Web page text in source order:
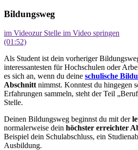
Bildungsweg
im Videozur Stelle im Video springen
(01:52)
Als Student ist dein vorheriger
interessantesten für Hochschulen oder
es sich an, wenn du deine schulische
Abschnitt nimmst. Konntest du hingegen
Erfahrungen sammeln, steht der Teil
Stelle.
Deinen Bildungsweg beginnst du mit der
normalerweise dein höchster erreichter
Beispiel dein Schulabschluss, ein
Ausbildung.